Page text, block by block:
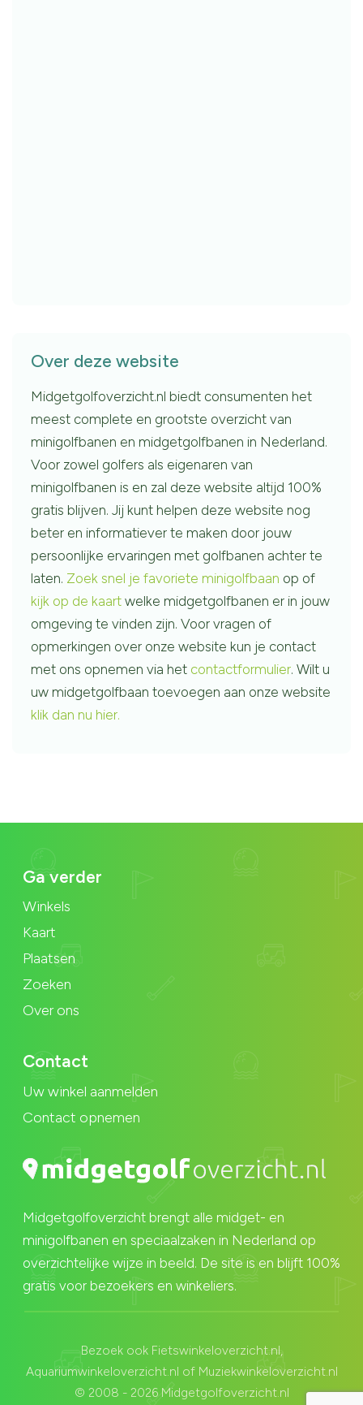
Over deze website
Midgetgolfoverzicht.nl biedt consumenten het
meest complete en grootste overzicht van
minigolfbanen en midgetgolfbanen in Nederland.
Voor zowel golfers als eigenaren van
minigolfbanen is en zal deze website altijd 100%
gratis blijven. Jij kunt helpen deze website nog
beter en informatiever te maken door jouw
persoonlijke ervaringen met golfbanen achter te
laten. Zoek snel je favoriete minigolfbaan op of
kijk op de kaart welke midgetgolfbanen er in jouw
omgeving te vinden zijn. Voor vragen of
opmerkingen over onze website kun je contact
met ons opnemen via het contactformulier. Wilt u
uw midgetgolfbaan toevoegen aan onze website
klik dan nu hier.
Ga verder
Winkels
Kaart
Plaatsen
Zoeken
Over ons
Contact
Uw winkel aanmelden
Contact opnemen
Midgetgolfoverzicht brengt alle midget- en
minigolfbanen en speciaalzaken in Nederland op
overzichtelijke wijze in beeld. De site is en blijft 100%
gratis voor bezoekers en winkeliers.
Bezoek ook Fietswinkeloverzicht.nl
Aquariumwinkeloverzicht.nl of Muziekwinkeloverzicht.nl
© 2008 - 2026 Midgetgolfoverzicht.nl